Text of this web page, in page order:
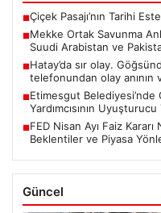
■Çiçek Pasajı’nın Tarihi
■Mekke Ortak Savunma
Suudi Arabistan ve
■Hatay’da sır olay.
telefonundan olay anının
■Etimesgut Belediyesi’nde
Yardımcısının
■FED Nisan Ayı Faiz
Beklentiler ve Piyasa
Güncel